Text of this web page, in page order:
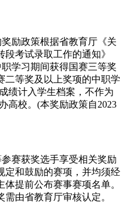
励政策根据省教育厅《关
考试录取工作的通知》
学习期间获得国赛三等奖
二等奖及以上奖项的中职学
绩计入学生档案，不作为
高校。(本奖励政策自2023
赛获奖选手享受相关奖励
定和鼓励的赛项，并均须经
提前公布赛事赛项名单。
由省教育厅审核认定。